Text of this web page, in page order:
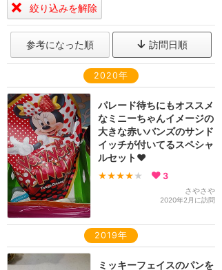
絞り込みを解除
参考になった順 訪問日順
2020年
パレード待ちにもオススメ
なミニーちゃんイメージの
大きな赤いバンズのサンド
イッチが付いてるスペシャ
ルセット❤️
★★★★ ★ 3
さやさや
2020年2月に訪問
2019年
ミッキーフェイスのパンを